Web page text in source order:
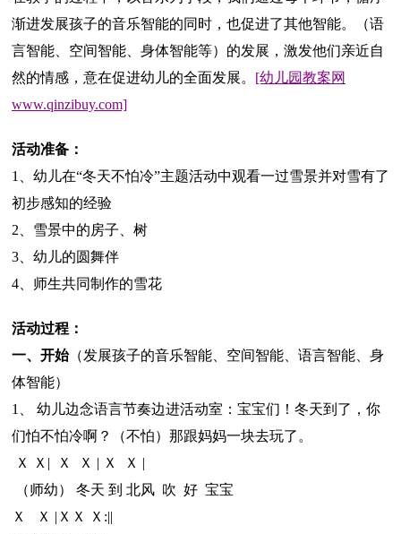
渐进发展孩子的音乐智能的同时，也促进了其他智能。（语
言智能、空间智能、身体智能等）的发展，激发他们亲近自
然的情感，意在促进幼儿的全面发展。 [幼儿园教案网
www.qinzibuy.com]
活动准备：
1、幼儿在“冬天不怕冷”主题活动中观看一过雪景并对雪有了
初步感知的经验
2、雪景中的房子、树
3、幼儿的圆舞伴
4、师生共同制作的雪花
活动过程：
一、开始（发展孩子的音乐智能、空间智能、语言智能、身
体智能）
1、 幼儿边念语言节奏边进活动室：宝宝们！冬天到了，你
们怕不怕冷啊？（不怕）那跟妈妈一块去玩了。
Ｘ Ｘ| Ｘ Ｘ | Ｘ Ｘ |
（师幼） 冬天 到 北风 吹 好 宝宝
Ｘ Ｘ |ＸＸ Ｘ:||